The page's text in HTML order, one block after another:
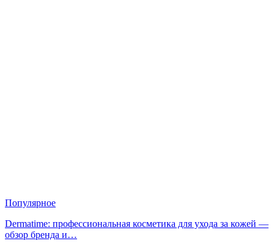
Популярное
Dermatime: профессиональная косметика для ухода за кожей —
обзор бренда и…